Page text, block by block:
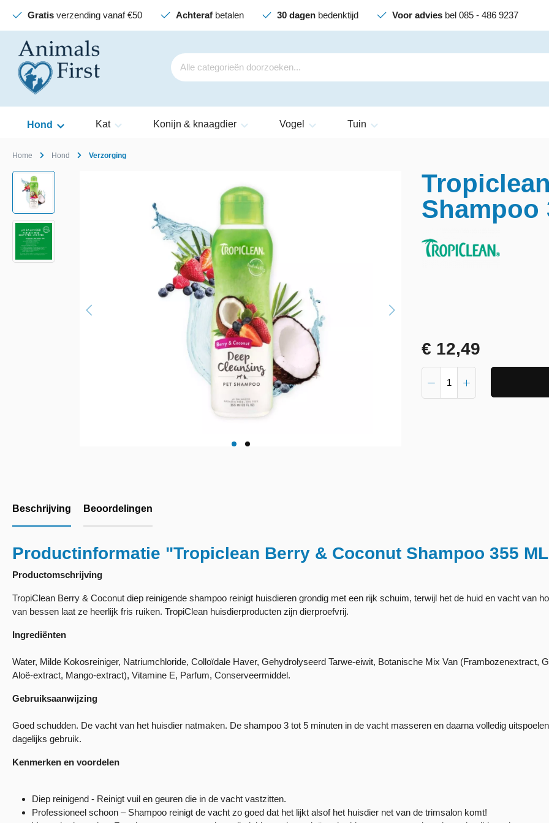
Gratisverzending vanaf €50 Achterafbetalen 30 dagen bedenktijd Voor advies bel 085 - 486 9237
Hond Kat Konijn & knaagdier Vogel Tuin
Home Hond Verzorging
Shampoo
€ 12,49
Beschrijving Beoordelingen
Productinformatie "Tropiclean Berry & Coconut Shampoo 355
Productomschrijving
TropiClean Berry & Coconut diep reinigende shampoo reinigt huisdieren grondig met een rijk schuim, terwijl het de huid en vacht van
van bessen laat ze heerlijk fris ruiken. TropiClean huisdierproducten zijn dierproefvrij.
Ingrediënten
Water, Milde Kokosreiniger, Natriumchloride, Colloïdale Haver, Gehydrolyseerd Tarwe-eiwit, Botanische Mix Van (Frambozenextract,
Aloë-extract, Mango-extract), Vitamine E, Parfum, Conserveermiddel.
Gebruiksaanwijzing
Goed schudden. De vacht van het huisdier natmaken. De shampoo 3 tot 5 minuten in de vacht masseren en daarna volledig
dagelijks gebruik.
Kenmerken en voordelen
Diep reinigend - Reinigt vuil en geuren die in de vacht vastzitten.
Professioneel schoon – Shampoo reinigt de vacht zo goed dat het lijkt alsof het huisdier net van de trimsalon komt!